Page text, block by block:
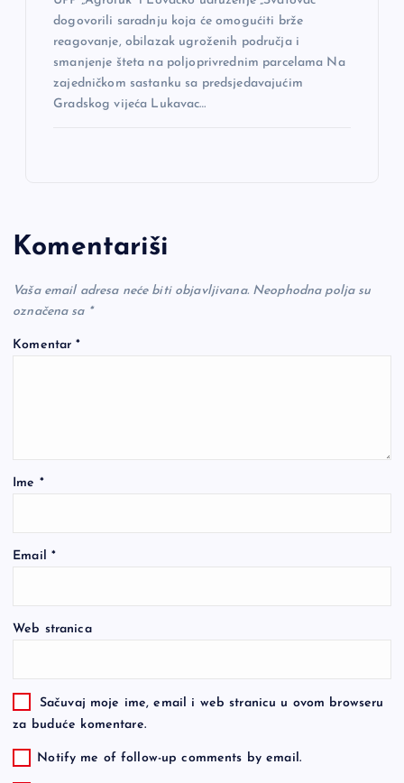
dogovorili saradnju koja će omogućiti brže
reagovanje, obilazak ugroženih područja i
smanjenje šteta na poljoprivrednim parcelama Na
zajedničkom sastanku sa predsjedavajućim
Gradskog vijeća Lukavac…
Komentariši
Vaša email adresa neće biti objavljivana. Neophodna polja su
označena sa *
Komentar*
Ime *
Email *
Web stranica
Sačuvaj moje ime, email i web stranicu u ovom browseru
za buduće komentare.
Notify me of follow-up comments by email.